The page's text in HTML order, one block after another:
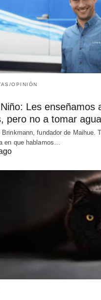
OPINIÓN
Les enseñamos
pero no a tomar agua
Brinkmann, fundador de Maihue.
en que hablamos…